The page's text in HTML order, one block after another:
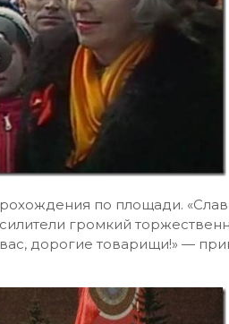
по площади.
громкий
дорогие товарищи!» —